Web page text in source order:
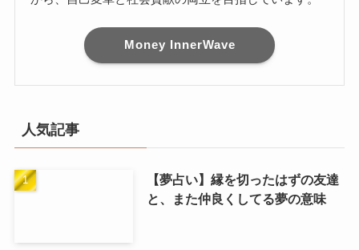
Money InnerWave
人気記事
【夢占い】縁を切ったはずの友達
と、また仲良くしてる夢の意味